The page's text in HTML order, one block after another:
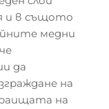
и в същото
медни
да
на
на